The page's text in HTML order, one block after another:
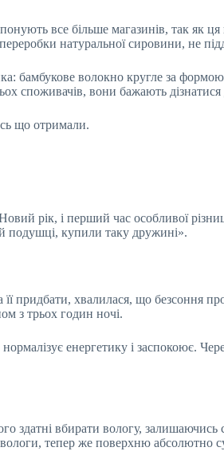
все більше магазинів, так як
натуральної сировини, не
бамбукове волокно кругле за
споживачів, вони бажають
що отримали.
рік, і перший час особливої
подушці, купили таку дружині».
придбати, хвалилася, що безсоння
з трьох годин ночі.
енергетику і заспокоює.
здатні вбирати вологу,
вологи, тепер же поверхню